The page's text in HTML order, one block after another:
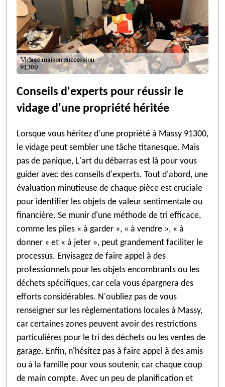
Conseils d'experts pour réussir le
vidage d'une propriété héritée
Lorsque vous héritez d'une propriété à Massy 91300,
le vidage peut sembler une tâche titanesque. Mais
pas de panique, L'art du débarras est là pour vous
guider avec des conseils d'experts. Tout d'abord, une
évaluation minutieuse de chaque pièce est cruciale
pour identifier les objets de valeur sentimentale ou
financière. Se munir d'une méthode de tri efficace,
comme les piles « à garder », « à vendre », « à
donner » et « à jeter », peut grandement faciliter le
processus. Envisagez de faire appel à des
professionnels pour les objets encombrants ou les
déchets spécifiques, car cela vous épargnera des
efforts considérables. N'oubliez pas de vous
renseigner sur les réglementations locales à Massy,
car certaines zones peuvent avoir des restrictions
particulières pour le tri des déchets ou les ventes de
garage. Enfin, n'hésitez pas à faire appel à des amis
ou à la famille pour vous soutenir, car chaque coup
de main compte. Avec un peu de planification et